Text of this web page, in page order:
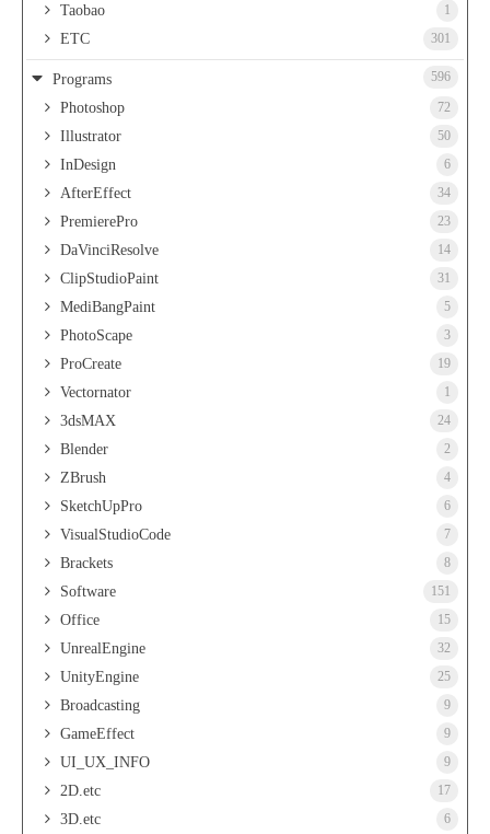
Taobao 1
ETC 301
Programs 596
Photoshop 72
Illustrator 50
InDesign 6
AfterEffect 34
PremierePro 23
DaVinciResolve 14
ClipStudioPaint 31
MediBangPaint 5
PhotoScape 3
ProCreate 19
Vectornator 1
3dsMAX 24
Blender 2
ZBrush 4
SketchUpPro 6
VisualStudioCode 7
Brackets 8
Software 151
Office 15
UnrealEngine 32
UnityEngine 25
Broadcasting 9
GameEffect 9
UI_UX_INFO 9
2D.etc 17
3D.etc 6